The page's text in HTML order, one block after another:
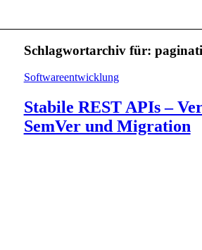
Schlagwortarchiv für:
Softwareentwicklung
Stabile REST APIs –
SemVer und Migration